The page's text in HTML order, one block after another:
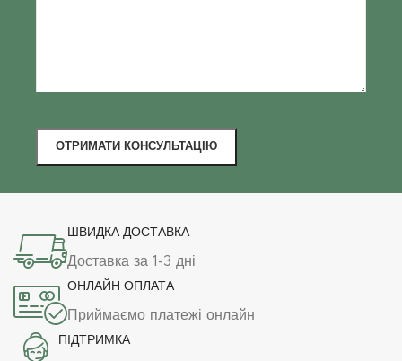
ШВИДКА ДОСТАВКА
Доставка за 1-3 дні
ОНЛАЙН ОПЛАТА
Приймаємо платежі онлайн
ПІДТРИМКА